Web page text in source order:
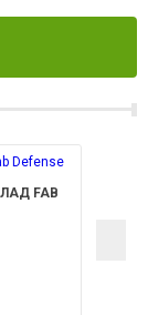
FAB